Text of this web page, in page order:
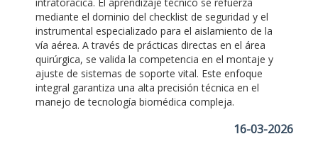
mediante el dominio del checklist de seguridad y el
instrumental especializado para el aislamiento de la
vía aérea. A través de prácticas directas en el área
quirúrgica, se valida la competencia en el montaje y
ajuste de sistemas de soporte vital. Este enfoque
integral garantiza una alta precisión técnica en el
manejo de tecnología biomédica compleja.
16-03-2026